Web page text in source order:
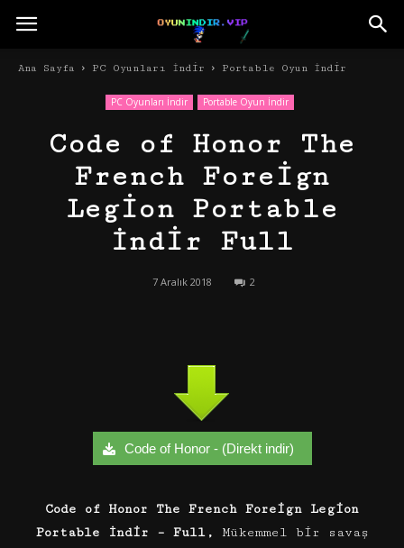
Ana Sayfa PC Oyunları İndir Portable Oyun İndir
PC Oyunları İndir Portable Oyun İndir
Code of Honor The
French Foreign
Legion Portable
İndir Full
7 Aralık 2018 2
Code of Honor - (Direkt indir)
Code of Honor The French Foreign Legion
Portable İndir – Full,
Mükemmel bir savaş